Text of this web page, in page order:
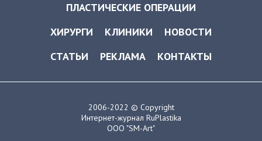
ПЛАСТИЧЕСКИЕ ОПЕРАЦИИ
ХИРУРГИ
КЛИНИКИ
НОВОСТИ
СТАТЬИ
РЕКЛАМА КОНТАКТЫ
2006-2022 © Copyright
Интернет-журнал RuPlastika
ООО "SM-Art"